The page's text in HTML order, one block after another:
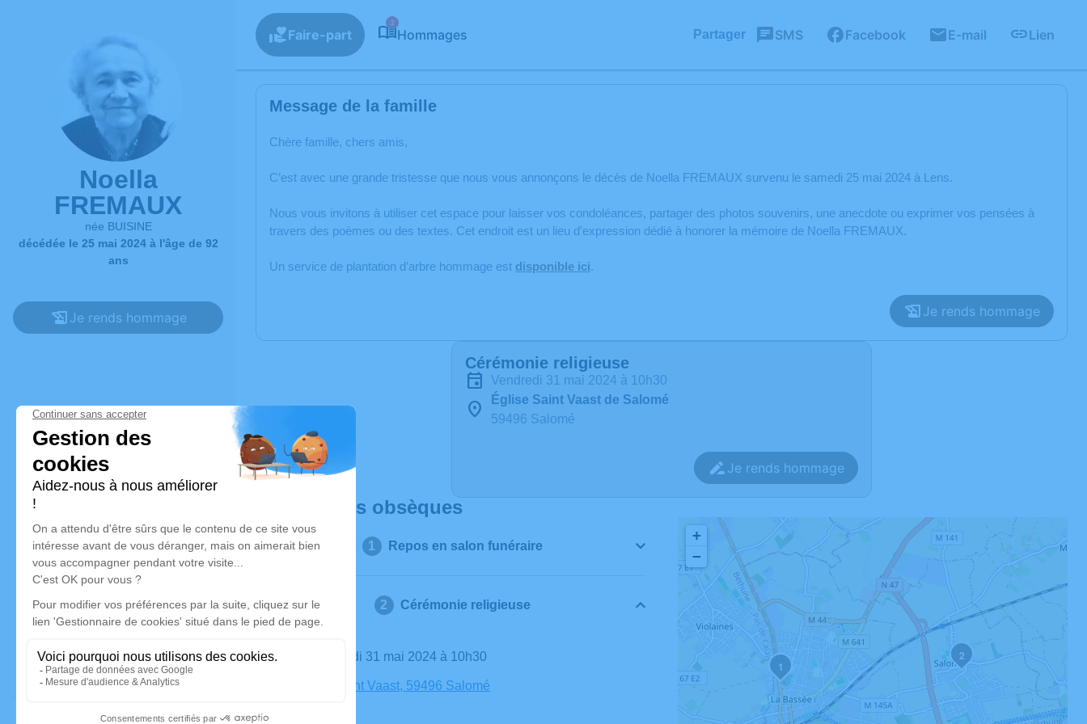
Noella
FREMAUX
née BUISINE
décédée le 25 mai 2024 à l'âge de 92
ans
Je rends hommage
Faire-part
2
Hommages Partager SMS Facebook E-mail Lien
Message de la famille
Chère famille, chers amis,
C’est avec une grande tristesse que nous vous annonçons le décès de Noella FREMAUX survenu le samedi 25 mai 2024 à Lens.
Nous vous invitons à utiliser cet espace pour laisser vos condoléances, partager des photos souvenirs, une anecdote ou exprimer vos pensées à
travers des poèmes ou des textes. Cet endroit est un lieu d'expression dédié à honorer la mémoire de Noella FREMAUX.
Un service de plantation d’arbre hommage est disponible ici.
Je rends hommage
Cérémonie religieuse
vendredi 31 mai 2024 à 10h30
Église Saint Vaast de Salomé
59496 Salomé
Je rends hommage
Déroulé des obsèques
Repos en salon funéraire
Cérémonie religieuse
Le vendredi 31 mai 2024 à 10h30
Église Saint Vaast, 59496 Salomé
1
2
+
−